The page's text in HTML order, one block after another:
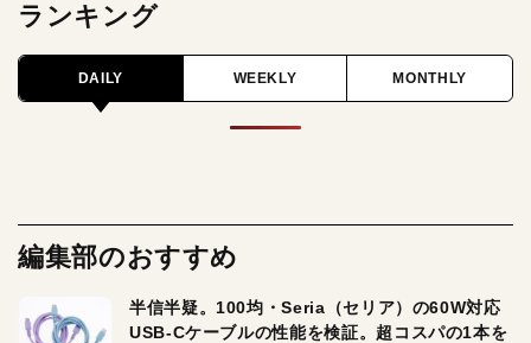
ランキング
DAILY WEEKLY MONTHLY
編集部のおすすめ
半信半疑。100均・Seria（セリア）の60W対応
USB-Cケーブルの性能を検証。超コスパの1本を